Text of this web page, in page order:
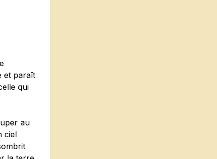
et paraît
qui
au
ciel